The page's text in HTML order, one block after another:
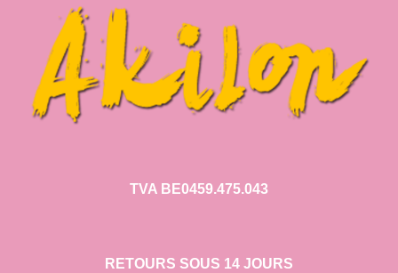
TVA BE0459.475.043
RETOURS SOUS 14 JOURS